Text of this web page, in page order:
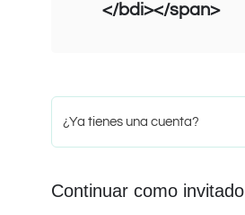
</bdi></span>
¿Ya tienes una cuenta?
Continuar como invitado